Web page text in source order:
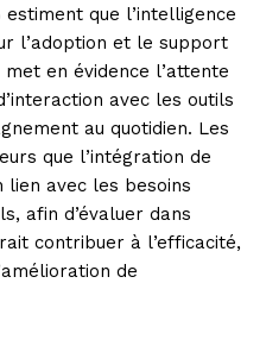
que l’intelligence
l’adoption et le support
en évidence l’attente
avec les outils
au quotidien. Les
que l’intégration de
lien avec les besoins
afin d’évaluer dans
contribuer à l’efficacité,
de